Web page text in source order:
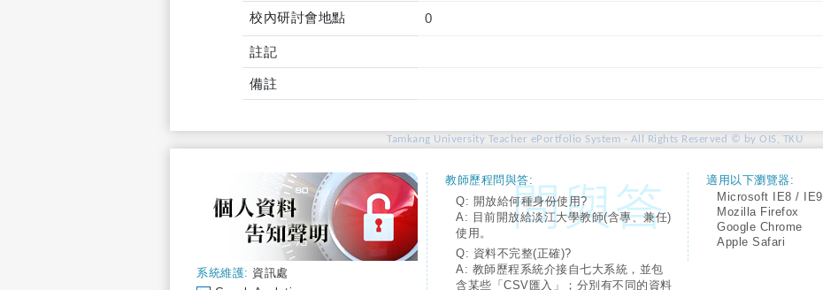
校內研討會地點 0
註記
備註
Tamkang University Teacher ePortfolio System - All Rights Reserved © by OIS, TKU
系統維護: 資訊處
教師歷程問與答:
Q: 開放給何種身份使用?
A: 目前開放給淡江大學教師(含專、兼任)
使用。
Q: 資料不完整(正確)?
A: 教師歷程系統介接自七大系統，並包
含某些「CSV匯入」；分別有不同的資料
適用以下瀏覽器:
Microsoft IE8 / IE9
Mozilla Firefox
Google Chrome
Apple Safari